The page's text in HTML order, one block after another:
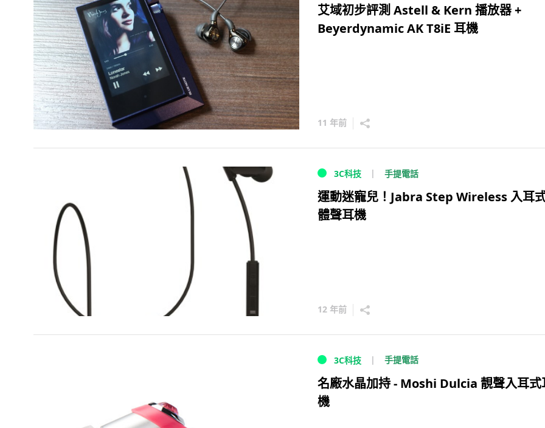
艾域初步評測 Astell & Kern 播放器 +
Beyerdynamic AK T8iE 耳機
11 年前
3C科技 手提電話
運動迷寵兒！Jabra Step Wireless 入耳
體聲耳機
12 年前
3C科技 手提電話
名廠水晶加持 - Moshi Dulcia 靚聲入耳式
機